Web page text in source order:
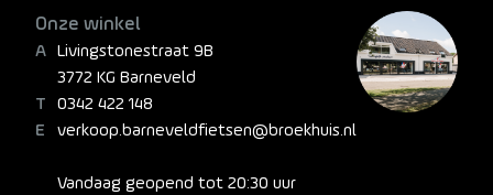
Onze winkel
Livingstonestraat 9B
3772 KG Barneveld
0342 422 148
verkoop.barneveldfietsen@broekhuis.nl
Vandaag geopend tot 20:30 uur